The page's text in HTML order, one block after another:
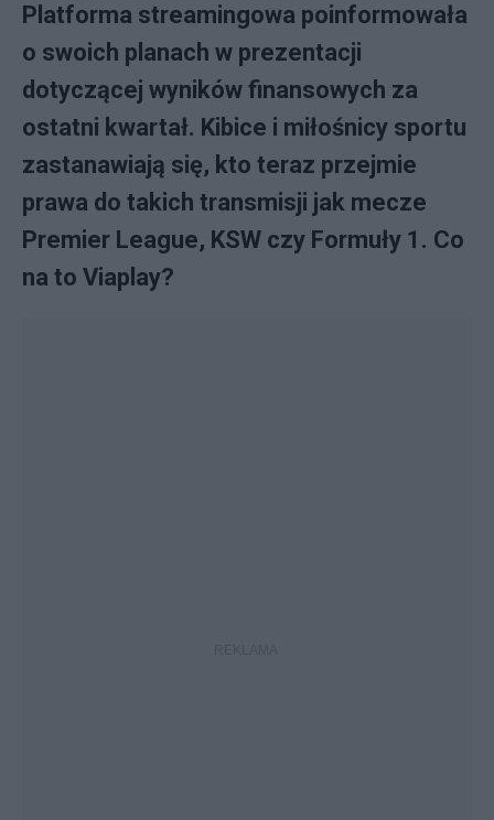
Platforma streamingowa poinformowała
o swoich planach w prezentacji
dotyczącej wyników finansowych za
ostatni kwartał. Kibice i miłośnicy sportu
zastanawiają się, kto teraz przejmie
prawa do takich transmisji jak mecze
Premier League, KSW czy Formuły 1. Co
na to Viaplay?